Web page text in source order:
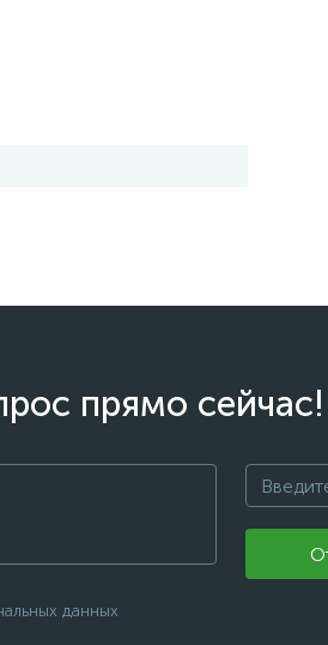
прямо сейчас!
данных